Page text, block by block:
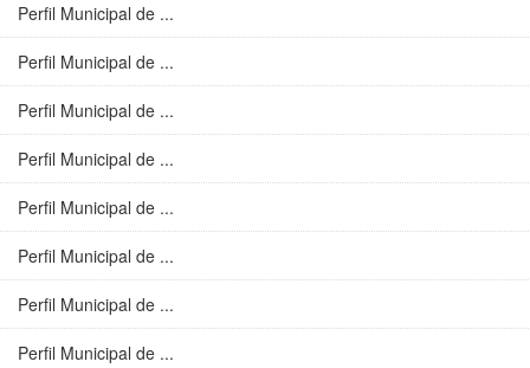
Perfil Municipal de ...
Perfil Municipal de ...
Perfil Municipal de ...
Perfil Municipal de ...
Perfil Municipal de ...
Perfil Municipal de ...
Perfil Municipal de ...
Perfil Municipal de ...